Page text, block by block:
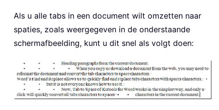
Als u alle tabs in een document wilt omzetten naar
spaties, zoals weergegeven in de onderstaande
schermafbeelding, kunt u dit snel als volgt doen: